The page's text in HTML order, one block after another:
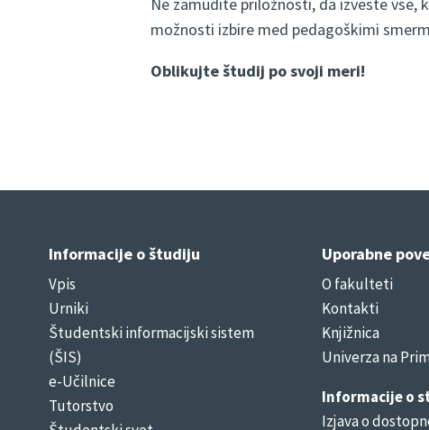
Ne zamudite priložnosti, da izveste
možnosti izbire med pedagoškimi
Oblikujte študij po svoji meri!
Informacije o študiju
Vpis
Urniki
Študentski informacijski sistem
(ŠIS)
e-Učilnice
Tutorstvo
Uporabne
O fakulteti
Kontakti
Knjižnica
Univerza na
Informacije o
Izjava o